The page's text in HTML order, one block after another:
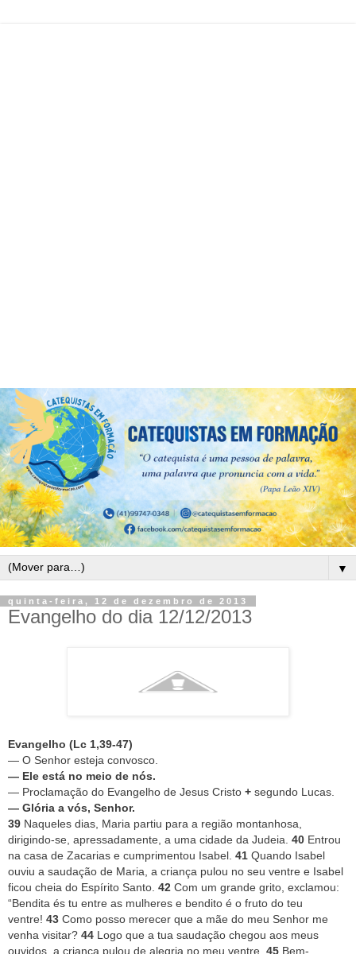
▼
quinta-feira, 12 de dezembro de 2013
Evangelho do dia 12/12/2013
Evangelho (Lc 1,39-47)
— O Senhor esteja convosco.
— Ele está no meio de nós.
— Proclamação do Evangelho de Jesus Cristo + segundo Lucas.
— Glória a vós, Senhor.
39 Naqueles dias, Maria partiu para a região montanhosa,
dirigindo-se, apressadamente, a uma cidade da Judeia. 40 Entrou
na casa de Zacarias e cumprimentou Isabel. 41 Quando Isabel
ouviu a saudação de Maria, a criança pulou no seu ventre e Isabel
ficou cheia do Espírito Santo. 42 Com um grande grito, exclamou:
“Bendita és tu entre as mulheres e bendito é o fruto do teu
ventre! 43 Como posso merecer que a mãe do meu Senhor me
venha visitar? 44 Logo que a tua saudação chegou aos meus
ouvidos, a criança pulou de alegria no meu ventre. 45 Bem-